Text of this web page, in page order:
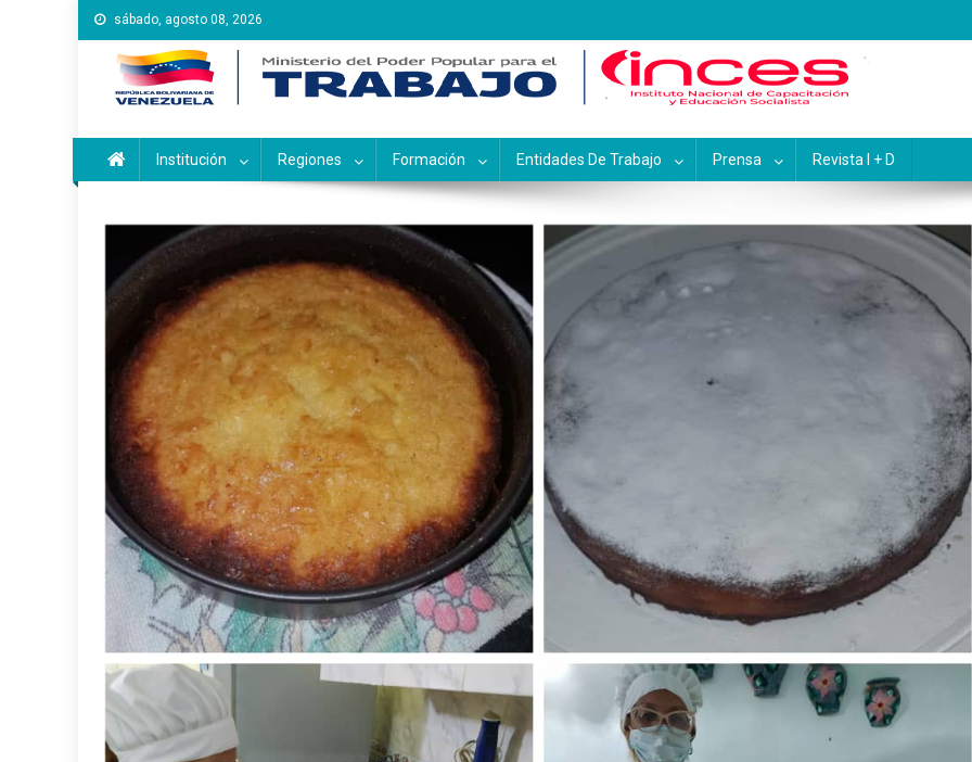
Saltar
al
contenido
sábado, agosto 08, 2026
Instituto Nacional de Capacitación y Educación
Inces
Institución Regiones Formación Entidades De Trabajo Prensa Revista I + D